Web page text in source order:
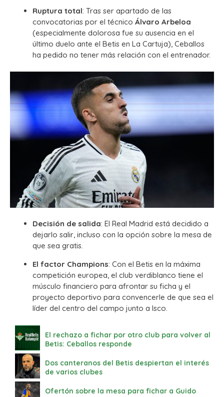
Ruptura total: Tras ser apartado de las
convocatorias por el técnico Álvaro Arbeloa
(especialmente dolorosa fue su ausencia en el
último duelo ante el Betis en La Cartuja), Ceballos
ha pedido no tener más relación con el entrenador.
Decisión de salida: El Real Madrid está decidido a
dejarlo salir, incluso con la opción sobre la mesa de
que sea gratis.
El factor Champions: Con el Betis en la máxima
competición europea, el club verdiblanco tiene el
músculo financiero para afrontar su ficha y el
proyecto deportivo para convencerle de que sea el
líder del centro del campo junto a Isco.
El rechazo a fichar por otro club para volver al
Betis: Ceballos responde
Dos canteranos del Betis despiertan el interés
de varios clubes
Ofertón sobre la mesa para fichar a Guido